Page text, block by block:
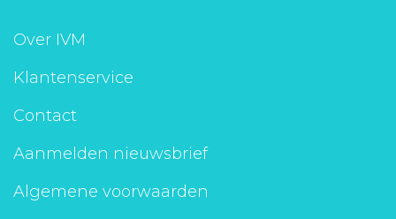
Over IVM
Klantenservice
Contact
Aanmelden nieuwsbrief
Algemene voorwaarden